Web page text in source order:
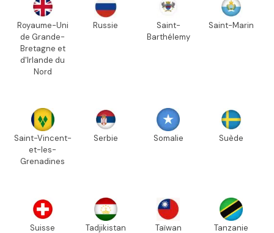
Royaume-Uni
de Grande-
Bretagne et
d'Irlande du
Nord
Russie
Saint-
Barthélemy
Saint-Marin
Saint-Vincent-
et-les-
Grenadines
Serbie Somalie Suède
Suisse Tadjikistan Taïwan Tanzanie